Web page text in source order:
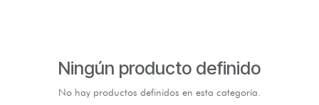
Ningún producto definido
No hay productos definidos en esta categoría.